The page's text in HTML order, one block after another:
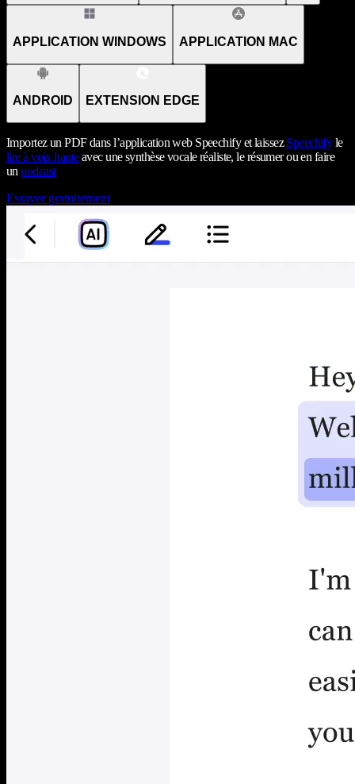
APPLICATION WINDOWS APPLICATION MAC
ANDROID EXTENSION EDGE
Importez un PDF dans l’application web Speechify et laissezSpeechifyle
lire à voix hauteavec une synthèse vocale réaliste, le résumer ou en faire
unpodcast
Essayer gratuitement